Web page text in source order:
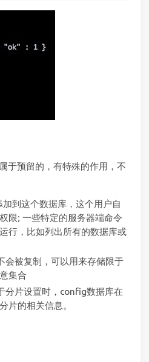
于预留的，有特殊的作用，不
到这个数据库，这个用户自
限; 一些特定的服务器端命令
行，比如列出所有的数据库或
会被复制，可以用来存储限于
集合
分片设置时，config数据库在
片的相关信息。